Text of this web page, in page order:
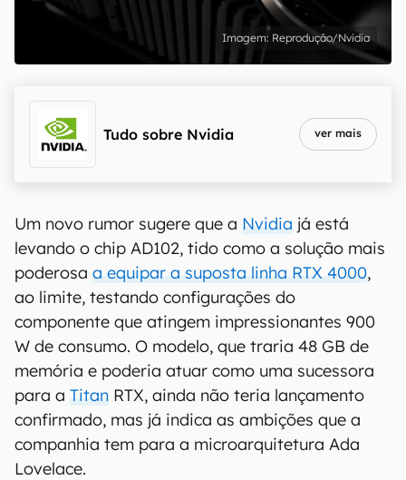
Reprodução/Nvidia
Tudo sobre Nvidia ver mais
Um novo rumor sugere que a Nvidia já está
levando o chip AD102, tido como a solução mais
poderosa a equipar a suposta linha RTX 4000,
ao limite, testando configurações do
componente que atingem impressionantes 900
W de consumo. O modelo, que traria 48 GB de
memória e poderia atuar como uma sucessora
para a Titan RTX, ainda não teria lançamento
confirmado, mas já indica as ambições que a
companhia tem para a microarquitetura Ada
Lovelace.